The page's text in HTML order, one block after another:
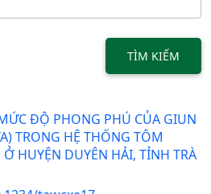
TÌM KIẾM
ĐỘ PHONG PHÚ CỦA GIUN
TRONG HỆ THỐNG TÔM
HUYỆN DUYÊN HẢI, TỈNH TRÀ